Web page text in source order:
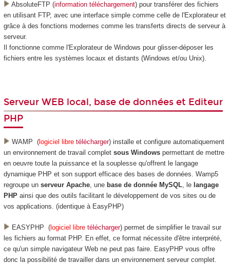
AbsoluteFTP (information téléchargement) pour transférer des fichiers
en utilisant FTP, avec une interface simple comme celle de l'Explorateur et
grâce à des fonctions modernes comme les transferts directs de serveur à
serveur.
Il fonctionne comme l'Explorateur de Windows pour glisser-déposer les
fichiers entre les systèmes locaux et distants (Windows et/ou Unix).
Serveur WEB local, base de données et Editeur
PHP
WAMP (logiciel libre télécharger) installe et configure automatiquement
un environnement de travail complet sous Windowspermettant de mettre
en oeuvre toute la puissance et la souplesse qu'offrent le langage
dynamique PHP et son support efficace des bases de données. Wamp5
regroupe un serveur Apache, une base de donnée MySQL, le langage
PHPainsi que des outils facilitant le développement de vos sites ou de
vos applications. (identique à EasyPHP)
EASYPHP (logiciel libre télécharger) permet de simplifier le travail sur
les fichiers au format PHP. En effet, ce format nécessite d'être interprété,
ce qu'un simple navigateur Web ne peut pas faire. EasyPHP vous offre
donc la possibilité de travailler dans un environnement serveur complet.